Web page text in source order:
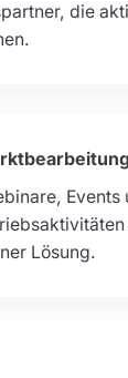
die
Events
Lösung.